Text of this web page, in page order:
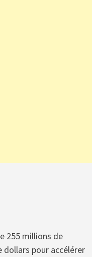
255 millions de
dollars pour accélérer